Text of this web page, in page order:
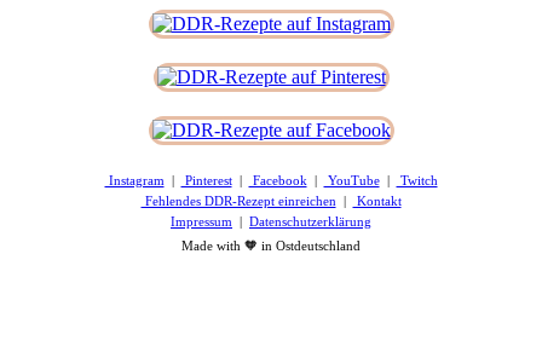
Instagram | Pinterest| Facebook | YouTube|
Twitch
Fehlendes DDR-Rezept einreichen |
Kontakt
Impressum | Datenschutzerklärung
Made with 🧡 in Ostdeutschland